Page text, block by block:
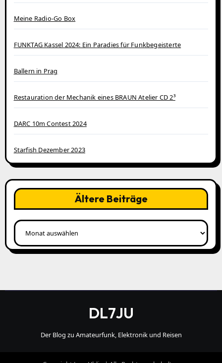
Meine Radio-Go Box
FUNKTAG Kassel 2024: Ein Paradies für Funkbegeisterte
Ballern in Prag
Restauration der Mechanik eines BRAUN Atelier CD 2³
DARC 10m Contest 2024
Starfish Dezember 2023
Ältere Beiträge
Ältere
Beiträge
DL7JU
Der Blog zu Amateurfunk, Elektronik und Reisen